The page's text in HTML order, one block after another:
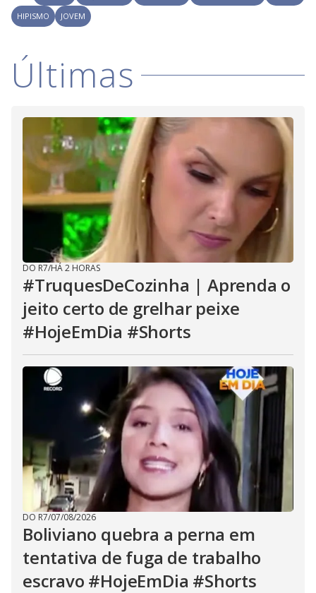
d
e
o
HIPISMO
JOVEM
Últimas
DO R7/HÁ 2 HORAS
#TruquesDeCozinha | Aprenda o
jeito certo de grelhar peixe
#HojeEmDia #Shorts
DO R7/07/08/2026
Boliviano quebra a perna em
tentativa de fuga de trabalho
escravo #HojeEmDia #Shorts